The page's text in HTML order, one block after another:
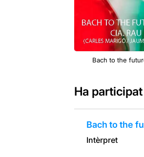
Bach to the
Ha participat
Bach to the
Intèrpret